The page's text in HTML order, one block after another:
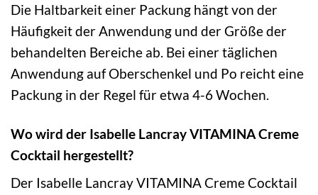
Die Haltbarkeit einer Packung hängt von der
Häufigkeit der Anwendung und der Größe der
behandelten Bereiche ab. Bei einer täglichen
Anwendung auf Oberschenkel und Po reicht eine
Packung in der Regel für etwa 4-6 Wochen.
Wo wird der Isabelle Lancray VITAMINA Creme
Cocktail hergestellt?
Der Isabelle Lancray VITAMINA Creme Cocktail